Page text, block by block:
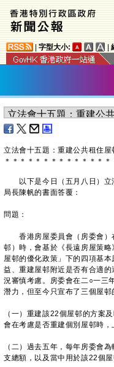
字型大小:
立法會十五題：重建公共租住屋
＊ ＊ ＊ ＊ ＊ ＊ ＊ ＊ ＊ ＊ ＊ ＊ ＊ ＊
以下是今日（五月八日）立
局長陳帆的書面答覆：
問題：
香港房屋委員會（房委會）
邨）時，會基於《長遠房屋策
屋邨的優化政策」下的四項基
益、重建屋邨附近是否有合適
況審慎考慮。房委會在二○一三
潛力，但至今只宣布了三個屋
（一）重建該22個屋邨的方案
會在考慮是否重建個別屋邨時，
（二）過去五年，每年房委會
支總額，以及當中用於該22個屋